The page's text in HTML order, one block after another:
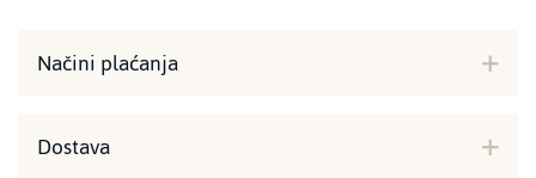
Načini plaćanja
Dostava